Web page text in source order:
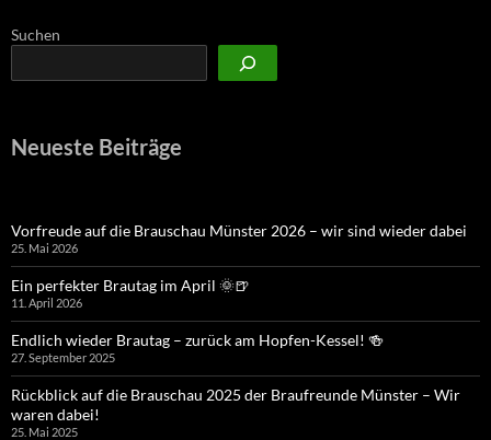
Suchen
Neueste Beiträge
Vorfreude auf die Brauschau Münster 2026 – wir sind wieder dabei
25. Mai 2026
Ein perfekter Brautag im April 🌞🍺
11. April 2026
Endlich wieder Brautag – zurück am Hopfen-Kessel! 🍻
27. September 2025
Rückblick auf die Brauschau 2025 der Braufreunde Münster – Wir
waren dabei!
25. Mai 2025